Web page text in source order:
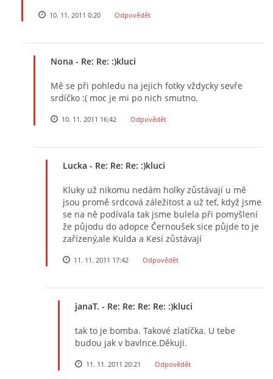
10. 11. 2011 0:20 Odpovědět
Nona - Re: Re: :)kluci
Mě se při pohledu na jejich fotky vždycky sevře
srdíčko :( moc je mi po nich smutno.
10. 11. 2011 16:42 Odpovědět
Lucka - Re: Re: Re: :)kluci
Kluky už nikomu nedám holky zůstávají u mě
jsou promě srdcová záležitost a už teť, když jsme
se na ně podívala tak jsme bulela při pomyšlení
že půjodu do adopce Černoušek sice půjde to je
zařízený,ale Kulda a Kesí zůstávají
11. 11. 2011 17:42 Odpovědět
janaT. - Re: Re: Re: Re: :)kluci
tak to je bomba. Takové zlatíčka. U tebe
budou jak v bavlnce.Děkuji.
11. 11. 2011 20:21 Odpovědět